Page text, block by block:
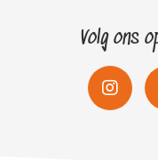
Volg ons